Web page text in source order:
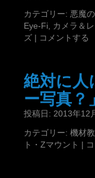
カテゴリー: 悪魔
Eye-Fi
カメラ＆
ズ | コメントする
絶対に人
ー写真？
投稿日: 2013年12
カテゴリー: 機材
ト・Zマウント |